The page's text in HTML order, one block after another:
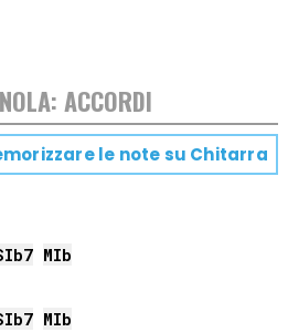
ACCORDI
le note su Chitarra
7 MIb
7 MIb